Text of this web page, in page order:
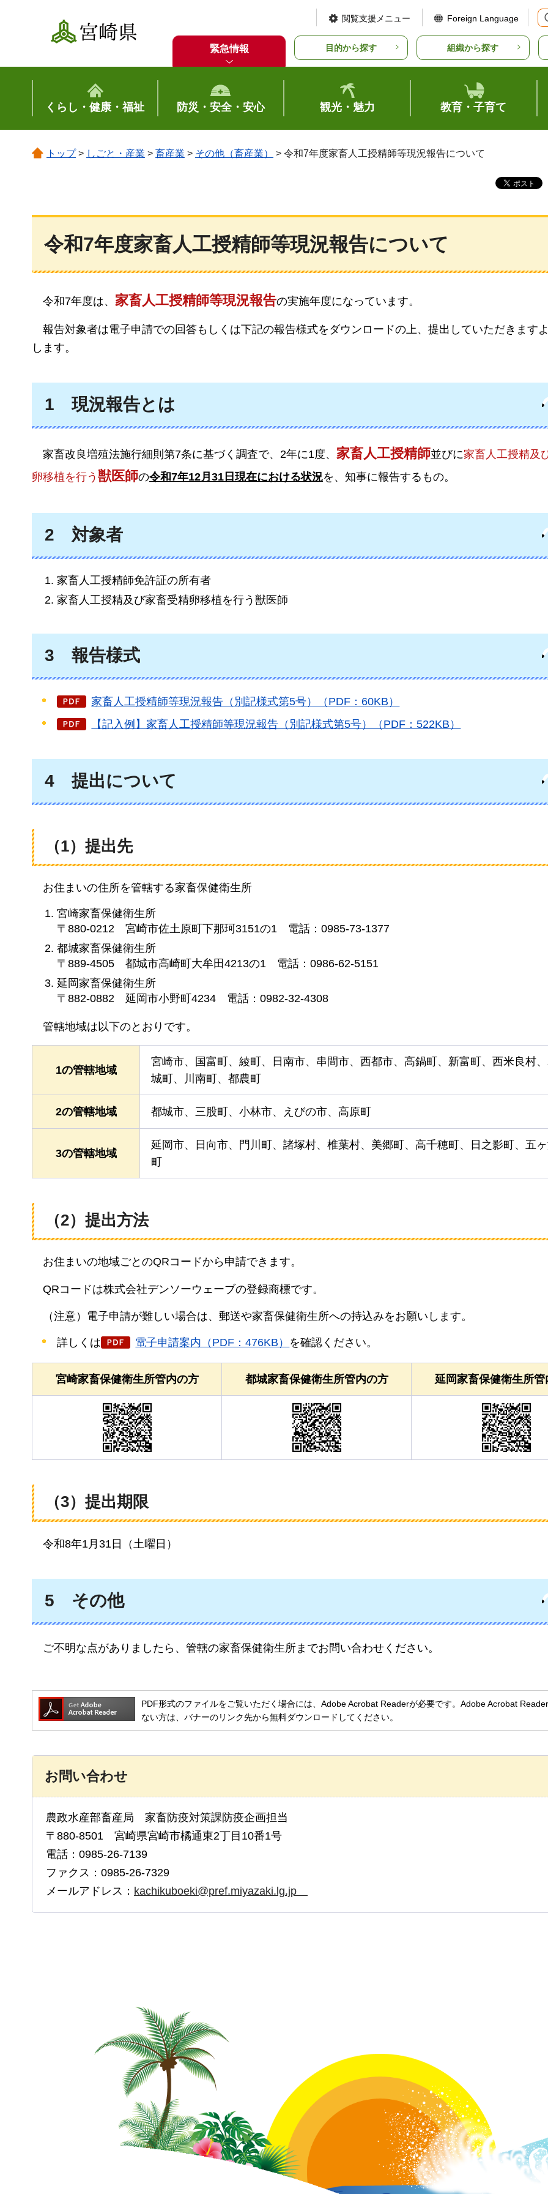
宮崎県
閲覧支援メニュー Foreign Language
緊急情報 目的から探す 組織から探す
くらし・健康・福祉 防災・安全・安心 観光・魅力 教育・子育て
トップ> しごと・産業 > 畜産業 > その他（畜産業） > 令和7年度家畜人工授精師等現況報告について
令和7年度家畜人工授精師等現況報告について
令和7年度は、 家畜人工授精師等現況報告の実施年度になっています。
報告対象者は電子申請での回答もしくは下記の報告様式をダウンロードの上、提出していただきます
します。
1 現況報告とは
家畜改良増殖法施行細則第7条に基づく調査で、2年に1度、 家畜人工授精師並びに家畜人工授精及
卵移植を行う 獣医師の令和7年12月31日現在における状況を、知事に報告するもの。
2 対象者
家畜人工授精師免許証の所有者
家畜人工授精及び家畜受精卵移植を行う獣医師
3 報告様式
家畜人工授精師等現況報告（別記様式第5号）（PDF：60KB）
【記入例】家畜人工授精師等現況報告（別記様式第5号）（PDF：522KB）
4 提出について
（1）提出先
お住まいの住所を管轄する家畜保健衛生所
宮崎家畜保健衛生所
〒880-0212
宮崎市佐土原町下那珂3151の1
電話：0985-73-1377
都城家畜保健衛生所
〒889-4505
都城市高崎町大牟田4213の1
電話：0986-62-5151
延岡家畜保健衛生所
〒882-0882
延岡市小野町4234 電話：0982-32-4308
管轄地域は以下のとおりです。
1の管轄地域
宮崎市、国富町、綾町、日南市、串間市、西都市、高鍋町、新富町、西米良村
城町、川南町、都農町
2の管轄地域 都城市、三股町、小林市、えびの市、高原町
3の管轄地域
延岡市、日向市、門川町、諸塚村、椎葉村、美郷町、高千穂町、日之影町、五
町
（2）提出方法
お住まいの地域ごとのQRコードから申請できます。
QRコードは株式会社デンソーウェーブの登録商標です。
（注意） 電子申請が難しい場合は、郵送や家畜保健衛生所への持込みをお願いします。
詳しくは 電子申請案内（PDF：476KB） を確認ください。
宮崎家畜保健衛生所管内の方 都城家畜保健衛生所管内の方 延岡家畜保健衛生所管
（3）提出期限
令和8年1月31日（土曜日）
5 その他
ご不明な点がありましたら 、管轄の家畜保健衛生所までお問い合わせください。
PDF形式のファイルをご覧いただく場合には、Adobe Acrobat Readerが必要です。Adobe Acrobat
ない方は、バナーのリンク先から無料ダウンロードしてください。
お問い合わせ
農政水産部畜産局 家畜防疫対策課防疫企画担当
〒880-8501 宮崎県宮崎市橘通東2丁目10番1号
電話：0985-26-7139
ファクス：0985-26-7329
メールアドレス： kachikuboeki@pref.miyazaki.lg.jp